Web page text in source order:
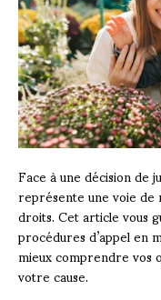
Face à une décision de
représente une voie
droits. Cet article vous
procédures d’appel
mieux comprendre
votre cause.